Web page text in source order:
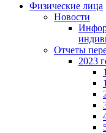
Физические лица
Новости
Отчеты
2023